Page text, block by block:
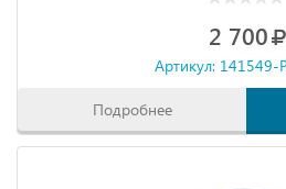
2 700
Артикул: 141549-
Подробнее